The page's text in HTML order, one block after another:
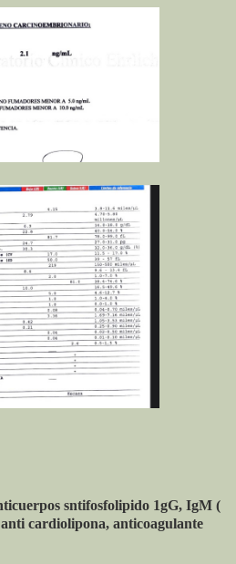
sntifosfolipido 1gG, IgM (
cardiolipona, anticoagulante